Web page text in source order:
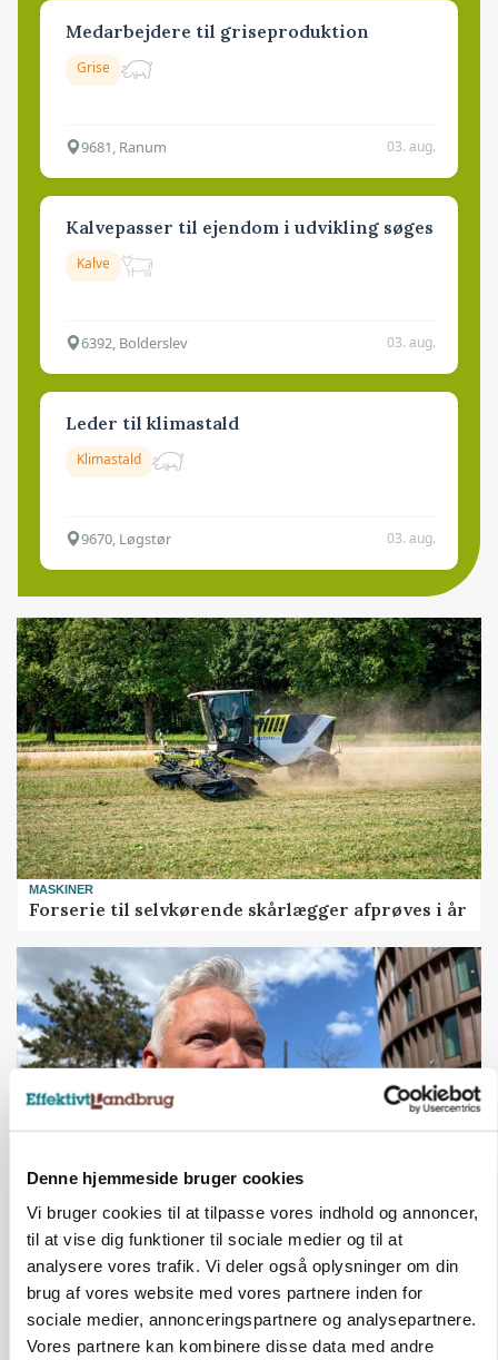
Denne hjemmeside bruger cookies
Vi bruger cookies til at tilpasse vores indhold og annoncer,
til at vise dig funktioner til sociale medier og til at
analysere vores trafik. Vi deler også oplysninger om din
brug af vores website med vores partnere inden for
sociale medier, annonceringspartnere og analysepartnere.
Vores partnere kan kombinere disse data med andre
Medarbejdere til griseproduktion
Grise
9681, Ranum 03. aug.
Kalvepasser til ejendom i udvikling søges
Kalve
6392, Bolderslev 03. aug.
Leder til klimastald
Klimastald
9670, Løgstør 03. aug.
MASKINER
Forserie til selvkørende skårlægger afprøves i år
CAP-I-DANMARK
Fjerkræbranchen: - Vi forlanger ens
konkurrence- og produktionsvilkår